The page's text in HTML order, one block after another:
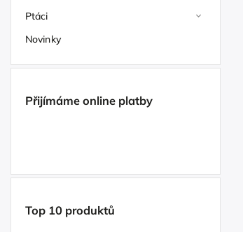
Ptáci
Novinky
Přijímáme online platby
Top 10 produktů